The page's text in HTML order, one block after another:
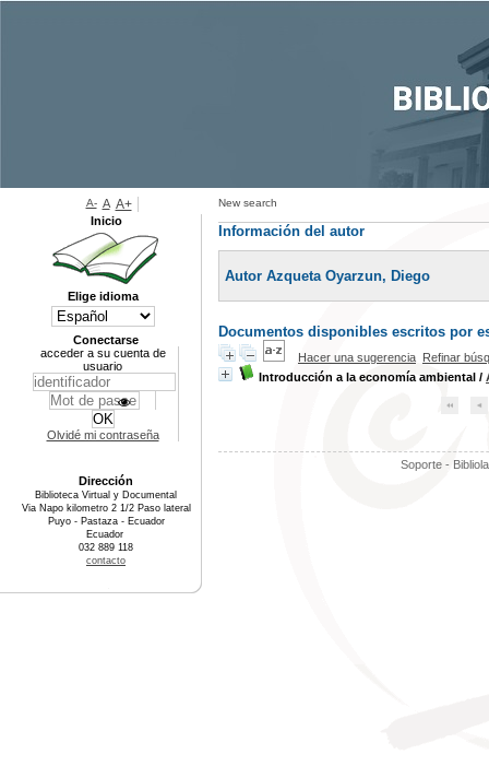
New search
Información del autor
Autor Azqueta Oyarzun, Diego
Documentos disponibles escritos por
Hacer una sugerencia Refinar
Introducción a la economía ambiental /
Soporte -
A- A A+
Inicio
Elige idioma
Conectarse
acceder a su cuenta de
usuario
Olvidé mi contraseña
Dirección
Biblioteca Virtual y Documental
Via Napo kilometro 2 1/2 Paso lateral
Puyo - Pastaza - Ecuador
Ecuador
032 889 118
contacto